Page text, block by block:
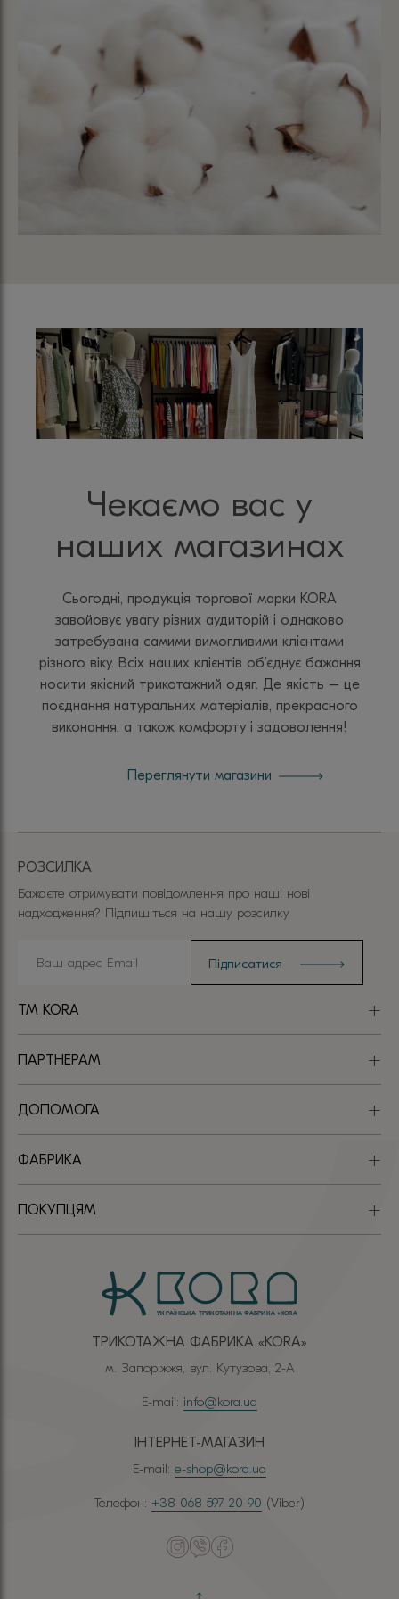
Чекаємо вас у
наших магазинах
Сьогодні, продукція торгової марки KORA
завойовує увагу різних аудиторій і однаково
затребувана самими вимогливими клієнтами
різного віку. Всіх наших клієнтів об’єднує бажання
носити якісний трикотажний одяг. Де якість – це
поєднання натуральних матеріалів, прекрасного
виконання, а також комфорту і задоволення!
Переглянути магазини
ТРИКОТАЖНА ФАБРИКА «КОRА»
м. Запоріжжя, вул. Кутузова, 2-А
E-mail: info@kora.ua
ІНТЕРНЕТ-МАГАЗИН
E-mail: e-shop@kora.ua
Телефон: +38 068 597 20 90 (Viber)
TM KORA
ПАРТНЕРАМ
ДОПОМОГА
ФАБРИКА
ПОКУПЦЯМ
РОЗСИЛКА
Бажаєте отримувати повідомлення про наші нові
надходження? Підпишіться на нашу розсилку